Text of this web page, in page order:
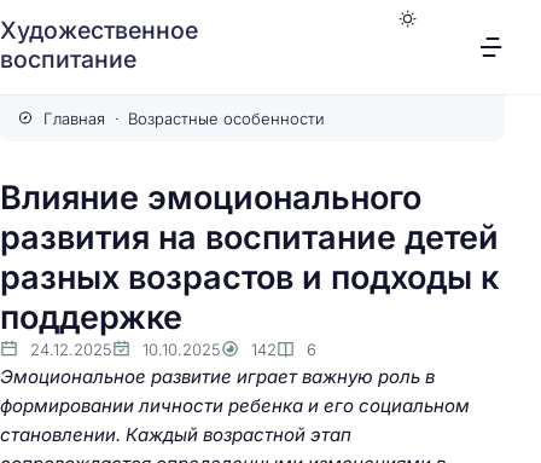
Художественное
воспитание
Главная Возрастные особенности
Влияние эмоционального
развития на воспитание детей
разных возрастов и подходы к
поддержке
24.12.2025 10.10.2025 142 6
Эмоциональное развитие играет важную роль в
формировании личности ребенка и его социальном
становлении. Каждый возрастной этап